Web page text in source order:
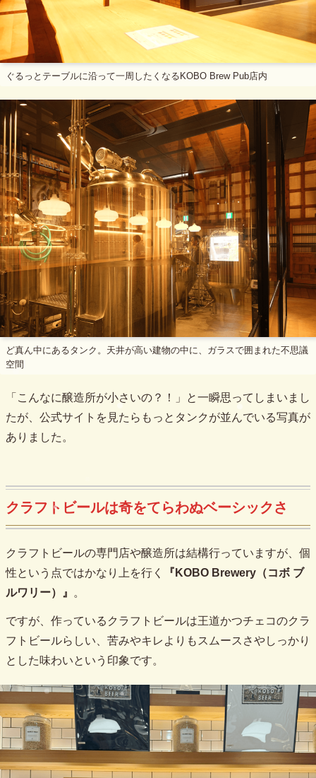
ぐるっとテーブルに沿って一周したくなるKOBO Brew Pub店内
ど真ん中にあるタンク。天井が高い建物の中に、ガラスで囲まれた不思議
空間
「こんなに醸造所が小さいの？！」と一瞬思ってしまいまし
たが、公式サイトを見たらもっとタンクが並んでいる写真が
ありました。
クラフトビールは奇をてらわぬベーシックさ
クラフトビールの専門店や醸造所は結構行っていますが、個
性という点ではかなり上を行く
『KOBO Brewery（コボ ブ
ルワリー）』
。
ですが、作っているクラフトビールは王道かつチェコのクラ
フトビールらしい、苦みやキレよりもスムースさやしっかり
とした味わいという印象です。